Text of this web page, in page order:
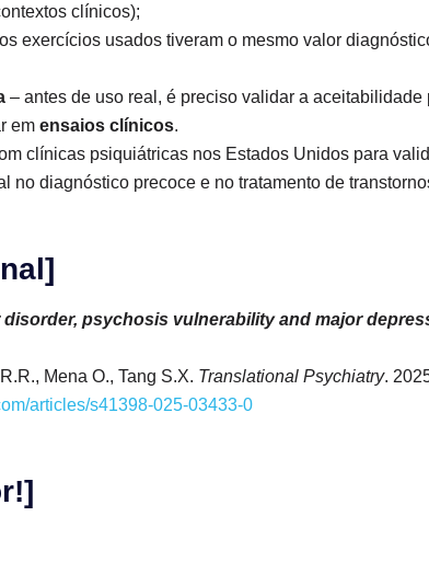
clínicos);
exercícios usados tiveram o mesmo valor
– antes de uso real, é preciso validar a aceitabilidade
em ensaios clínicos.
clínicas psiquiátricas nos Estados Unidos para
no diagnóstico precoce e no tratamento de
psychosis vulnerability and major
Mena O., Tang S.X. Translational Psychiatry.
articles/s41398-025-03433-0